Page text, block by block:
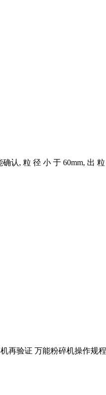
, 粒 径 小 于 60mm, 出 粒
再验证 万能粉碎机操作规